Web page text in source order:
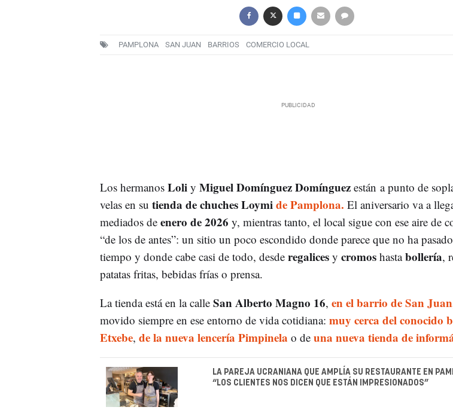
PAMPLONA SAN JUAN BARRIOS COMERCIO LOCAL
Los hermanos Loli y Miguel Domínguez Domínguezestán a punto de
velas en su tienda de chuches Loymi de Pamplona. El aniversario va a
mediados de enero de 2026 y, mientras tanto, el local sigue con ese aire de
“de los de antes”: un sitio un poco escondido donde parece que no ha
tiempo y donde cabe casi de todo, desde regalicesy cromoshastabollería,
patatas fritas, bebidas frías o prensa.
La tienda está en la calle San Alberto Magno 16, en el barrio de San
movido siempre en ese entorno de vida cotidiana: muy cerca del conocido
Etxebe, de la nueva lencería Pimpinela o de una nueva tienda de
LA PAREJA UCRANIANA QUE AMPLÍA SU RESTAURANTE EN
“LOS CLIENTES NOS DICEN QUE ESTÁN IMPRESIONADOS”